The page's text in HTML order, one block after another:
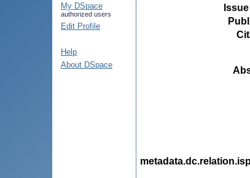
My DSpace
authorized users
Edit Profile
Help
About DSpace